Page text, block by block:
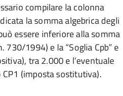
compilare la colonna
la somma algebrica degli
essere inferiore alla somma
1994) e la “Soglia Cpb” e
tra 2.000 e l’eventuale
(imposta sostitutiva).